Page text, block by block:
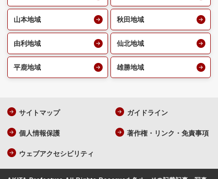
山本地域 秋田地域
由利地域 仙北地域
平鹿地域 雄勝地域
サイトマップ ガイドライン
個人情報保護 著作権・リンク・免責事項
ウェブアクセシビリティ